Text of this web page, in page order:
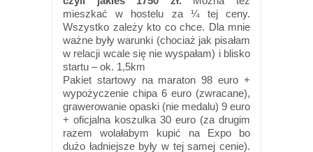
mieszkać w hostelu za ¼ tej ceny.
Wszystko zależy kto co chce. Dla mnie
ważne były warunki (chociaż jak pisałam
w relacji wcale się nie wyspałam) i blisko
startu – ok. 1,5km
Pakiet startowy na maraton 98 euro +
wypożyczenie chipa 6 euro (zwracane),
grawerowanie opaski (nie medalu) 9 euro
+ oficjalna koszulka 30 euro (za drugim
razem wolałabym kupić na Expo bo
dużo ładniejsze były w tej samej cenie).